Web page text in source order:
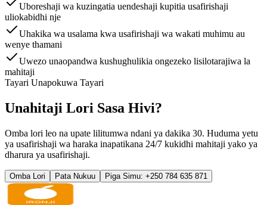
Uboreshaji wa kuzingatia uendeshaji kupitia usafirishaji
uliokabidhi nje
Uhakika wa usalama kwa usafirishaji wa wakati muhimu au
wenye thamani
Uwezo unaopandwa kushughulikia ongezeko lisilotarajiwa la
mahitaji
Tayari Unapokuwa Tayari
Unahitaji Lori Sasa Hivi?
Omba lori leo na upate lilitumwa ndani ya dakika 30. Huduma yetu
ya usafirishaji wa haraka inapatikana 24/7 kukidhi mahitaji yako ya
dharura ya usafirishaji.
Omba Lori Pata Nukuu Piga Simu: +250 784 635 871